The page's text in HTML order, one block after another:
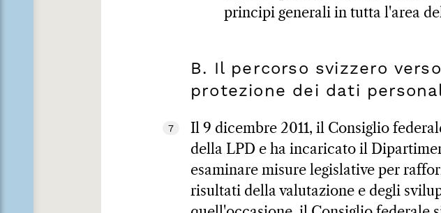
principi generali in tutta l'area
B. Il percorso svizzero
protezione dei dati
7
Il 9 dicembre 2011, il Consiglio
della LPD e ha incaricato il
esaminare misure legislative per
risultati della valutazione e degli